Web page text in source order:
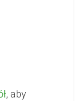
, aby